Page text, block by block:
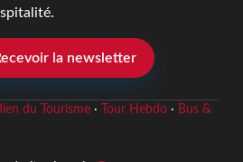
la newsletter
du Tourisme· Tour Hebdo· Bus &